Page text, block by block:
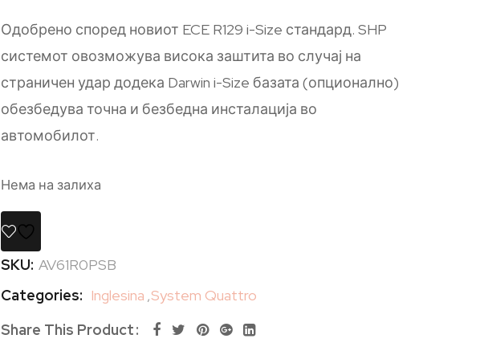
Одобрено според новиот ECE R129 i-Size стандард. SHP
системот овозможува висока заштита во случај на
страничен удар додека Darwin i-Size базата (опционално)
обезбедува точна и безбедна инсталација во
автомобилот.
Нема на залиха
SKU: AV61R0PSB
Categories: Inglesina ,System Quattro
Share This Product